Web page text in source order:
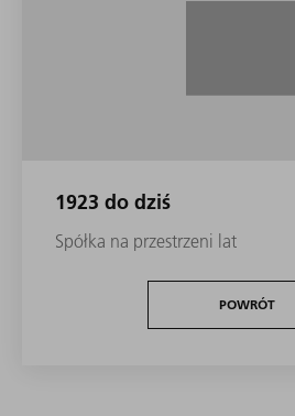
1923 do dziś
Spółka na przestrzeni lat
POWRÓT